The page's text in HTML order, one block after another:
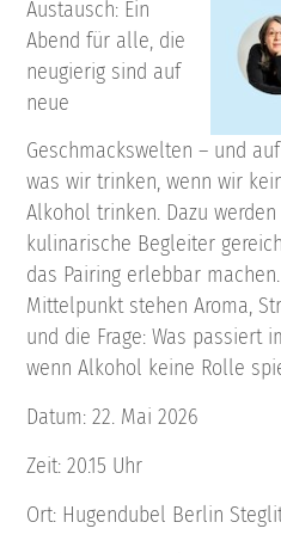
Austausch: Ein
Abend für alle, die
neugierig sind auf
neue
Geschmackswelten – und
was wir trinken, wenn wir
Alkohol trinken. Dazu
kulinarische Begleiter
das Pairing erlebbar
Mittelpunkt stehen Aroma,
und die Frage: Was passiert
wenn Alkohol keine Rolle
Datum: 22. Mai 2026
Zeit: 20.15 Uhr
Ort: Hugendubel Berlin